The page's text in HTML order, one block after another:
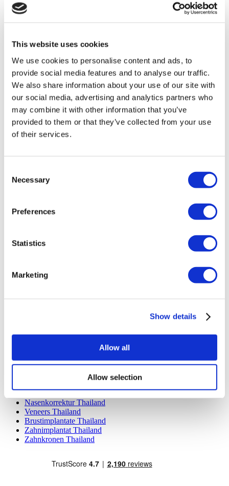
This website uses cookies
We use cookies to personalise content and ads, to
provide social media features and to analyse our traffic.
We also share information about your use of our site with
our social media, advertising and analytics partners who
may combine it with other information that you’ve
provided to them or that they’ve collected from your use
of their services.
Selection
Necessary
Preferences
Statistics
Marketing
Show details
Allow all
Allow selection
Beliebte Behandlungen in Türkei
Gastric Sleeve Türkei
Brustimplantate Türkei
Gynäkomastie Türkei
Zahnimplantat Türkei
Veneers Türkei
Zahnkronen Türkei
Fettabsaugung Türkei
Bariatrische Chirurgie Türkei
Magenbypass Türkei
Zahnmedizin Türkei
Brazilian Butt Lift Türkei
Sixpack-Chirurgie Türkei
Beliebte Kliniken
Dentavivo
Dr. Implant Dentist
Dr. Christian Morales Clinic
Kamol Cosmetic Hospital
Mummy Makeover Mexiko
Brustimplantate Mexiko
Nasenkorrektur Thailand
Veneers Thailand
Brustimplantate Thailand
Zahnimplantat Thailand
Zahnkronen Thailand